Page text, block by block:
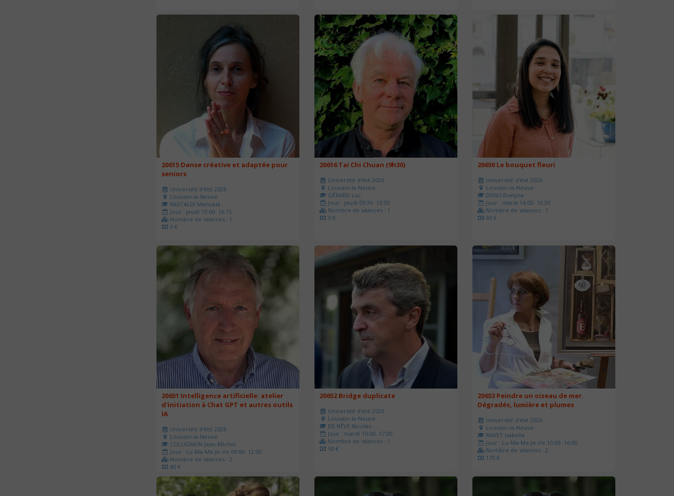
20615 Danse créative et adaptée pour
seniors
Université d'été 2026
Louvain-la-Neuve
RASTALDI Manuela
Jour : jeudi 15:00- 16:15
Nombre de séances : 1
0 €
20616 Tai Chi Chuan (9h30)
Université d'été 2026
Louvain-la-Neuve
GÉRARD Luc
Jour : jeudi 09:30- 10:30
Nombre de séances : 1
0 €
20650 Le bouquet fleuri
Université d'été 2026
Louvain-la-Neuve
DENIS Evelyne
Jour : mardi 14:00- 16:30
Nombre de séances : 1
60 €
20651 Intelligence artificielle: atelier
d'initiation à Chat GPT et autres outils
IA
Université d'été 2026
Louvain-la-Neuve
COLLIGNON Jean-Michel
Jour : Lu-Ma-Me-Je-Ve 09:00- 12:00
Nombre de séances : 2
80 €
20652 Bridge duplicate
Université d'été 2026
Louvain-la-Neuve
DE NÈVE Nicolas
Jour : mardi 10:00- 17:00
Nombre de séances : 1
50 €
20653 Peindre un oiseau de mer.
Dégradés, lumière et plumes
Université d'été 2026
Louvain-la-Neuve
RAVET Isabelle
Jour : Lu-Ma-Me-Je-Ve 10:00- 16:00
Nombre de séances : 2
175 €